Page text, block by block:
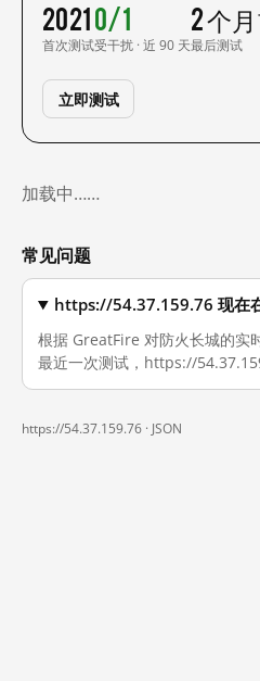
2021
首次测试
0/1
受干扰 · 近 90 天
2 个
最后测试
立即测试
加载中……
常见问题
https://54.37.159.76 现在
根据 GreatFire 对防火长城的实
最近一次测试，https://
https://54.37.159.76 · JSON